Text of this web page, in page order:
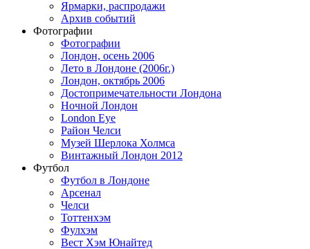
Ярмарки, распродажи
Архив событий
Фотографии
Фотографии
Лондон, осень 2006
Лето в Лондоне (2006г.)
Лондон, октябрь 2006
Достопримечательности Лондона
Ночной Лондон
London Eye
Район Челси
Музей Шерлока Холмса
Винтажный Лондон 2012
Футбол
Футбол в Лондоне
Арсенал
Челси
Тоттенхэм
Фулхэм
Вест Хэм Юнайтед